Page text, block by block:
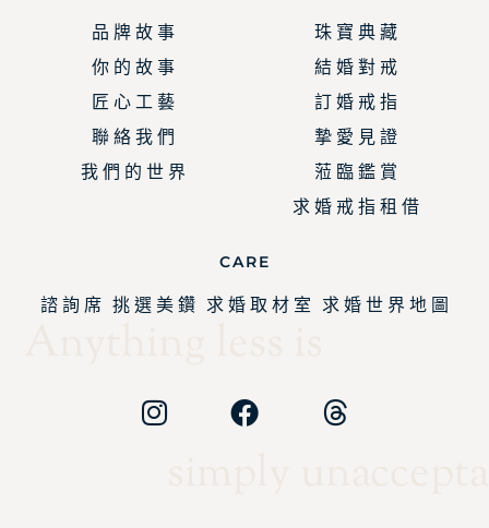
品 牌 故 事
你 的 故 事
匠 心 工 藝
聯 絡 我 們
我 們 的 世 界
珠 寶 典 藏
結 婚 對 戒
訂 婚 戒 指
摯 愛 見 證
蒞 臨 鑑 賞
求 婚 戒 指 租 借
CARE
諮 詢 席 挑 選 美 鑽 求 婚 取 材 室 求 婚 世 界 地 圖